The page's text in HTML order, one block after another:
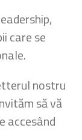
care se
nostru
să vă
accesând